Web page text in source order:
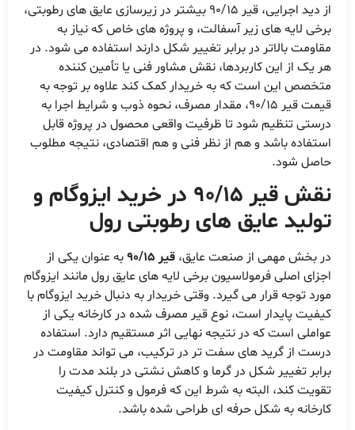
از دید اجرایی، قیر 90/15 بیشتر در زیرسازی عایق های رطوبتی،
برخی لایه های زیر آسفالت، و پروژه های خاص که نیاز به
مقاومت بالاتر در برابر تغییر شکل دارند استفاده می شود. در
هر یک از این کاربردها، نقش مشاور فنی یا تأمین کننده
متخصص این است که به خریدار کمک کند علاوه بر توجه به
قیمت قیر 90/15، مقدار مصرف، نحوه ذوب و شرایط اجرا به
درستی تنظیم شود تا ظرفیت واقعی محصول در پروژه قابل
استفاده باشد و هم از نظر فنی و هم اقتصادی، نتیجه مطلوب
حاصل شود.
نقش قیر 90/15 در خرید ایزوگام و
تولید عایق های رطوبتی رول
در بخش مهمی از صنعت عایق، قیر 90/15
به عنوان یکی از
اجزای اصلی فرمولاسیون برخی لایه های عایق رول مانند ایزوگام
مورد توجه قرار می گیرد. وقتی خریدار به دنبال خرید ایزوگام با
کیفیت پایدار است، نوع قیر مصرف شده در کارخانه یکی از
عواملی است که در نتیجه نهایی اثر مستقیم دارد. استفاده
درست از گرید های سفت تر در ترکیب، می تواند مقاومت در
برابر تغییر شکل در گرما و کاهش نشتی در بلند مدت را
تقویت کند، البته به شرط این که فرمول و کنترل کیفیت
کارخانه به شکل حرفه ای طراحی شده باشد.